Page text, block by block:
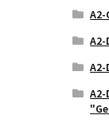
A2-
A2-